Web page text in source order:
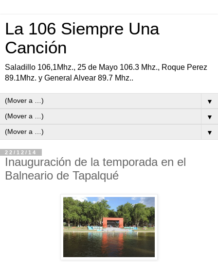
La 106 Siempre Una
Canción
Saladillo 106,1Mhz., 25 de Mayo 106.3 Mhz., Roque Perez
89.1Mhz. y General Alvear 89.7 Mhz..
▼
▼
▼
22/12/14
Inauguración de la temporada en el
Balneario de Tapalqué